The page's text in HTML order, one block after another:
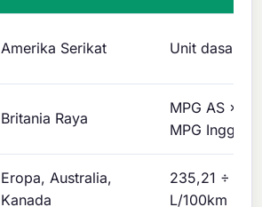
Amerika Serikat Unit dasar
Britania Raya
MPG AS ×
MPG Inggris
Eropa, Australia,
Kanada
235,21 ÷
L/100km